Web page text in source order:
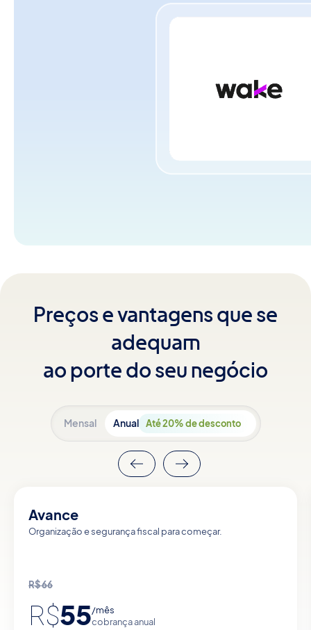
Preços e vantagens que se
adequam
ao porte do seu negócio
Mensal Anual Até 20% de desconto
Avance
Organização e segurança fiscal para começar.
R$66
R$55/mês
cobrança anual